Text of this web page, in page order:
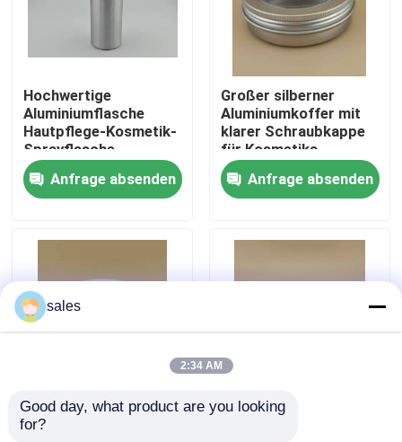
Werksbesichtigung
Qualitätskontrolle
Rechtssachen
Parfüm-Pumpen-Sprüher
Triggerpumpensprüher
Hochwertige
Aluminiumflasche
Hautpflege-Kosmetik-
Sprayflasche
Anfrage absenden
Großer silberner
Aluminiumkoffer mit
klarer Schraubkappe
für Kosmetika
Anfrage absenden
Weiß silbriger
Aluminiumkoffer mit
Großer silberner
sales
2:34 AM
Good day, what product are you looking
for?